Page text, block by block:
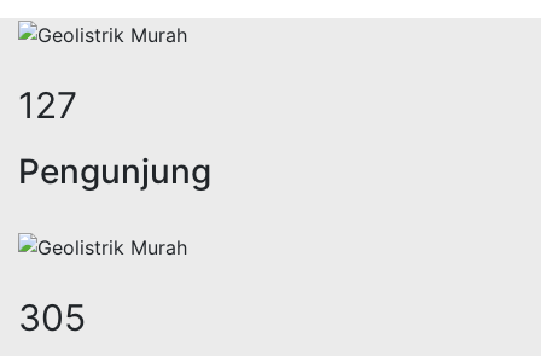
160
Pengunjung
384